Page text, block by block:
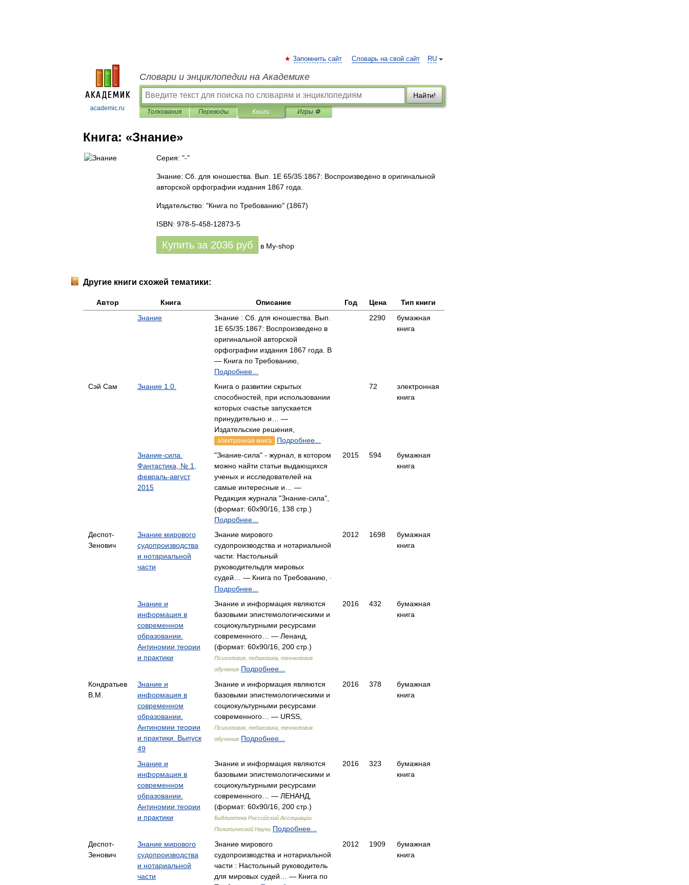
academic.ru
RU
Запомнить сайт Словарь на свой сайт
Словари и энциклопедии на Академике
Найти!
Толкования Переводы Книги Игры ⚽
Книга: «Знание»
Серия: "-"
Знание: Сб. для юношества. Вып. 1E 65/35:1867: Воспроизведено в оригинальной
авторской орфографии издания 1867 года.
Издательство: "Книга по Требованию" (1867)
ISBN: 978-5-458-12873-5
Купить за 2036 руб в My-shop
Другие книги схожей тематики:
Автор Книга Описание Год Цена
Тип книги
Знание
Знание : Сб. для юношества. Вып.
1E 65/35:1867: Воспроизведено в
оригинальной авторской
орфографии издания 1867 года. В
— Книга по Требованию,
Подробнее...
2290
бумажная
книга
Сэй Сам Знание 1.0.
Книга о развитии скрытых
способностей, при использовании
которых счастье запускается
принудительно и… —
Издательские решения,
электронная книга Подробнее...
72
электронная
книга
Знание-сила.
Фантастика, № 1,
февраль-август
2015
"Знание-сила" - журнал, в котором
можно найти статьи выдающихся
ученых и исследователей на
самые интересные и… —
Редакция журнала "Знание-сила",
(формат: 60x90/16, 138 стр.)
Подробнее...
2015 594
бумажная
книга
Деспот-
Зенович
Знание мирового
судопроизводства
и нотариальной
части
Знание мирового
судопроизводства и нотариальной
части: Настольный
руководительдля мировых
судей… — Книга по Требованию,
-
Подробнее...
2012 1698
бумажная
книга
Знание и
информация в
современном
образовании.
Антиномии теории
и практики
Знание и информация являются
базовыми эпистемологическими и
социокультурными ресурсами
современного… — Ленанд,
(формат: 60x90/16, 200 стр.)
Психология, педагогика, технология
обучения Подробнее...
2016 432
бумажная
книга
Кондратьев
В.М.
Знание и
информация в
современном
образовании.
Антиномии теории
и практики. Выпуск
49
Знание и информация являются
базовыми эпистемологическими и
социокультурными ресурсами
современного… — URSS,
Психология, педагогика, технология
обучения Подробнее...
2016 378
бумажная
книга
Знание и
информация в
современном
образовании.
Антиномии теории
и практики
Знание и информация являются
базовыми эпистемологическими и
социокультурными ресурсами
современного… — ЛЕНАНД,
(формат: 60x90/16, 200 стр.)
Библиотека Российской Ассоциации
Политической Науки Подробнее...
2016 323
бумажная
книга
Деспот-
Зенович
Знание мирового
судопроизводства
и нотариальной
части
Знание мирового
судопроизводства и нотариальной
части : Настольный руководитель
для мировых судей… — Книга по
2012 1909
бумажная
книга